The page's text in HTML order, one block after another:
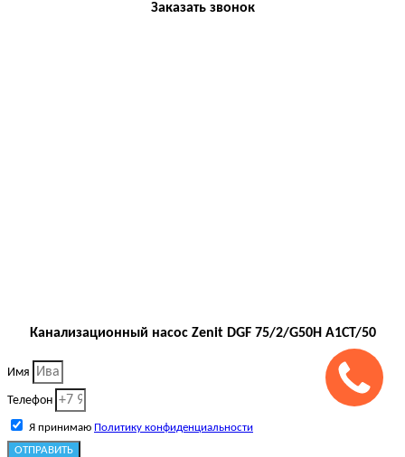
Заказать звонок
Канализационный насос Zenit DGF 75/2/G50H A1CT/50
Имя
Телефон
Я принимаю Политику конфиденциальности
ОТПРАВИТЬ